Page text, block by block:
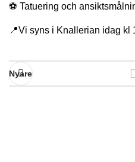
⚽️ Tatuering och
📍Vi syns i Knallerian idag kl
Nyare